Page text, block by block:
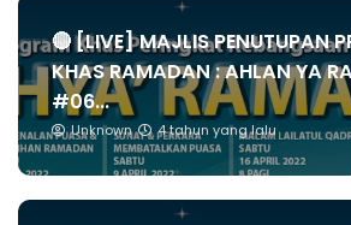
🔴 [LIVE] MAJLIS PENUTUPAN
KHAS RAMADAN : AHLAN YA
#06...
Unknown 4 tahun yang lalu